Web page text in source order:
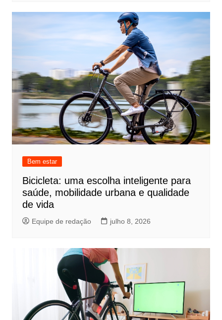
Bem estar
Bicicleta: uma escolha inteligente para
saúde, mobilidade urbana e qualidade
de vida
Equipe de redação julho 8, 2026